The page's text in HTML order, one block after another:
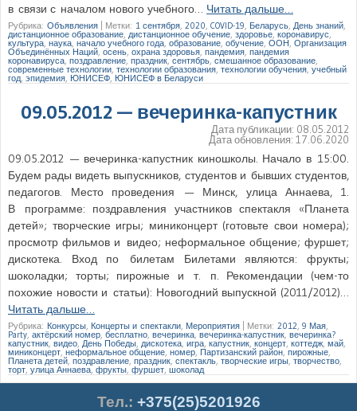
в связи с началом нового учебного… Читать дальше…
Рубрика: Объявления Метки: 1 сентября 2020 COVID-19 Беларусь День знаний
дистанционное образование дистанционное обучение здоровье,коронавирус
культура наука начало учебного года образование обучение ООН Организация
Объединённых Наций осень охрана здоровья пандемия пандемия
коронавируса поздравление, праздник ,сентябрь смешанное образование
современные технологии технологии образования технологии обучения учебный
год,эпидемия ЮНИСЕФ, ЮНИСЕФ в Беларуси
‎09.05.2012 — вечеринка-капустник
Дата публикации: 08.05.2012
Дата обновления: 17.06.2020
‎09.05.2012 — вечеринка-капустник киношколы. Начало в 15:00.
Будем рады видеть выпускников, студентов и бывших студентов,
педагогов. Место проведения — Минск, улица Аннаева, 1.
В программе: поздравления участников спектакля «Планета
детей»; творческие игры; миниконцерт (готовьте свои номера);
просмотр фильмов и видео; неформальное общение; фуршет;
дискотека. Вход по билетам Билетами являются: фрукты;
шоколадки; торты; пирожные и т. п. Рекомендации (чем-то
похожие новости и статьи): Новогодний выпускной (2011/2012)…
Читать дальше…
Рубрика: Конкурсы Концерты и спектакли Мероприятия Метки: 2012 9 Мая
Party актёрский номер бесплатно вечеринка ,вечеринка-капустник вечеринка?
капустник, видео День Победы дискотека игра капустник концерт коттедж май
миниконцерт ,неформальное общение номер, Партизанский район ,пирожные
Планета детей поздравление праздник спектакль творческие игры творчество
торт улица Аннаева, фрукты ,фуршет шоколад
Тел.: +375(25)5201926